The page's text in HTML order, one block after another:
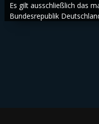
Es gilt ausschließlich das
Bundesrepublik